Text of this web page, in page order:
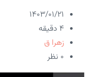
۱۴۰۳/۰۱/۲۱
4 دقیقه
زهرا ق
۰ نظر